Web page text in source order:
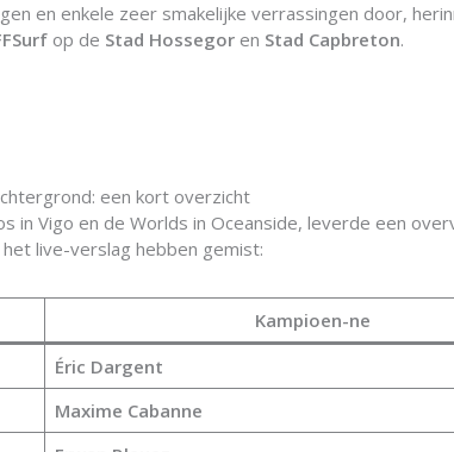
en enkele zeer smakelijke verrassingen door,
op de Stad Hossegor en Stad Capbreton.
een kort overzicht
in Vigo en de Worlds in Oceanside, leverde een
live-verslag hebben gemist:
Kampioen-ne
Éric Dargent
Maxime Cabanne